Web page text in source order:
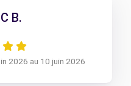
B.
2026 au 10 juin 2026